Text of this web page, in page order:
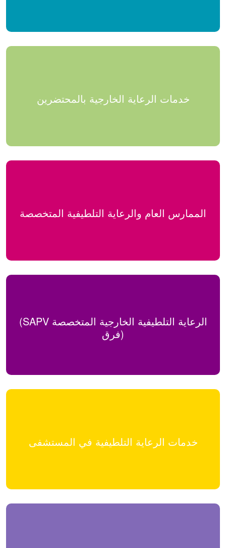
خدمات الرعاية الخارجية بالمحتضرين
الممارس العام والرعاية التلطيفية المتخصصة
(SAPV الرعاية التلطيفية الخارجية المتخصصة
(فرق
خدمات الرعاية التلطيفية في المستشفى